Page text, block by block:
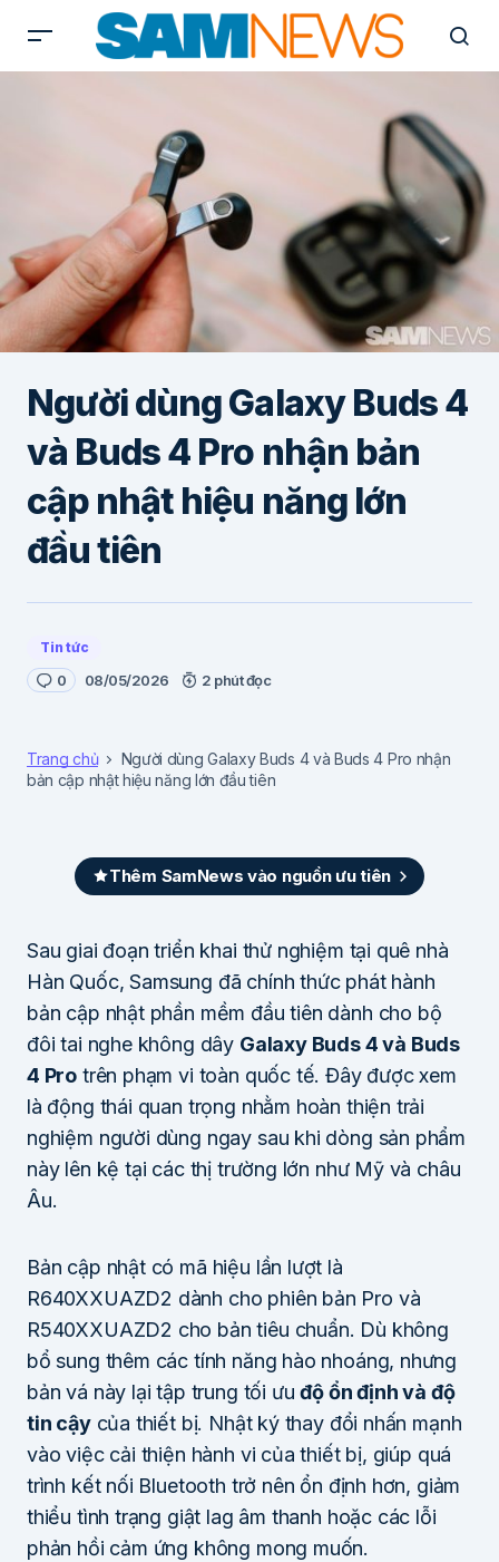
Người dùng Galaxy Buds 4
và Buds 4 Pro nhận bản
cập nhật hiệu năng lớn
đầu tiên
Tin tức
0 08/05/2026 2 phút đọc
Trang chủ
Người dùng Galaxy Buds 4 và Buds 4 Pro nhận
bản cập nhật hiệu năng lớn đầu tiên
Thêm SamNews vào nguồn ưu tiên
Sau giai đoạn triển khai thử nghiệm tại quê nhà
Hàn Quốc, Samsung đã chính thức phát hành
bản cập nhật phần mềm đầu tiên dành cho bộ
đôi tai nghe không dây Galaxy Buds 4 và Buds
4 Pro trên phạm vi toàn quốc tế. Đây được xem
là động thái quan trọng nhằm hoàn thiện trải
nghiệm người dùng ngay sau khi dòng sản phẩm
này lên kệ tại các thị trường lớn như Mỹ và châu
Âu.
Bản cập nhật có mã hiệu lần lượt là
R640XXUAZD2 dành cho phiên bản Pro và
R540XXUAZD2 cho bản tiêu chuẩn. Dù không
bổ sung thêm các tính năng hào nhoáng, nhưng
bản vá này lại tập trung tối ưuđộ ổn định và độ
tin cậycủa thiết bị. Nhật ký thay đổi nhấn mạnh
vào việc cải thiện hành vi của thiết bị, giúp quá
trình kết nối Bluetooth trở nên ổn định hơn, giảm
thiểu tình trạng giật lag âm thanh hoặc các lỗi
phản hồi cảm ứng không mong muốn.